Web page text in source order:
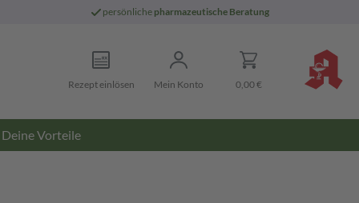
persönliche pharmazeutische Beratung
Rezept einlösen Mein Konto 0,00 €
Deine Vorteile